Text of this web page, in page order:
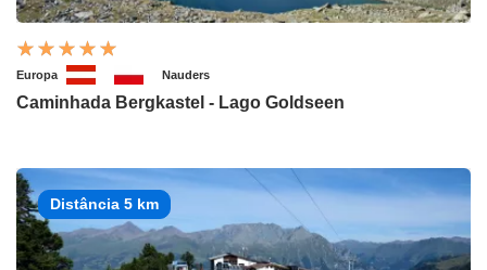
Europa Nauders
Caminhada Bergkastel - Lago Goldseen
Distância 5 km